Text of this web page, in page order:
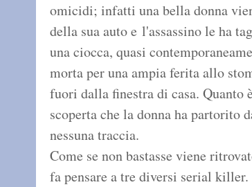
omicidi; infatti una bella donna
della sua auto e l'assassino le ha
una ciocca, quasi
morta per una ampia ferita allo
fuori dalla finestra di casa.
scoperta che la donna ha partorito
nessuna traccia.
Come se non bastasse viene
fa pensare a tre diversi serial